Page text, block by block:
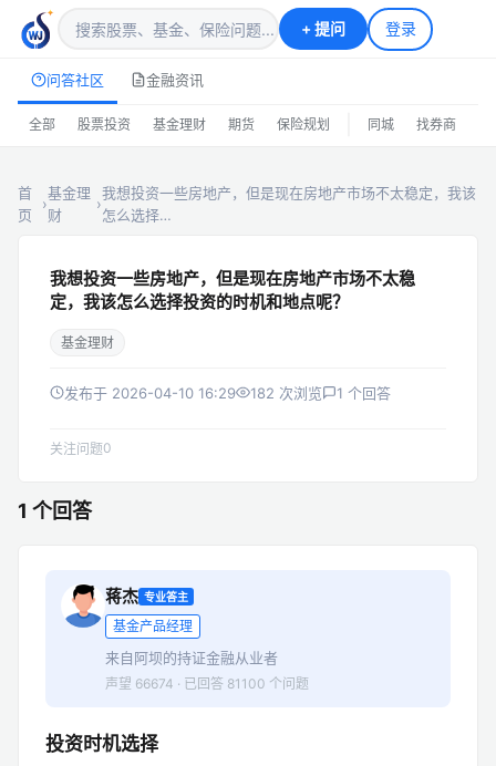
+提问 登录
问答社区 金融资讯
全部 股票投资 基金理财 期货 保险规划 同城 找券商
首
页
›
基金理
财
›
我想投资一些房地产，但是现在房地产市场不太稳定，我该
怎么选择…
我想投资一些房地产，但是现在房地产市场不太稳
定，我该怎么选择投资的时机和地点呢？
基金理财
发布于 2026-04-10 16:29 182 次浏览 1 个回答
关注问题0
1 个回答
蒋杰 专业答主
基金产品经理
来自阿坝的持证金融从业者
声望 66674 · 已回答 81100 个问题
投资时机选择